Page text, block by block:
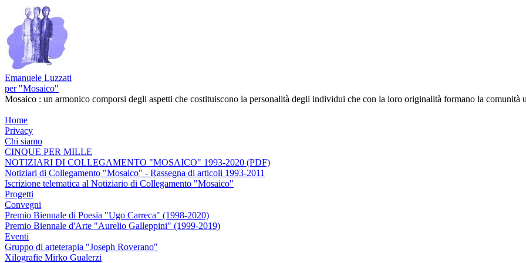
Emanuele Luzzati
per "Mosaico"
Mosaico : un armonico comporsi degli aspetti che costituiscono la personalità degli individui che con la loro originalità formano la comunità
Home
Privacy
Chi siamo
CINQUE PER MILLE
NOTIZIARI DI COLLEGAMENTO "MOSAICO" 1993-2020 (PDF)
Notiziari di Collegamento "Mosaico" - Rassegna di articoli 1993-2011
Iscrizione telematica al Notiziario di Collegamento "Mosaico"
Progetti
Convegni
Premio Biennale di Poesia "Ugo Carreca" (1998-2020)
Premio Biennale d'Arte "Aurelio Galleppini" (1999-2019)
Eventi
Gruppo di arteterapia "Joseph Roverano"
Xilografie Mirko Gualerzi